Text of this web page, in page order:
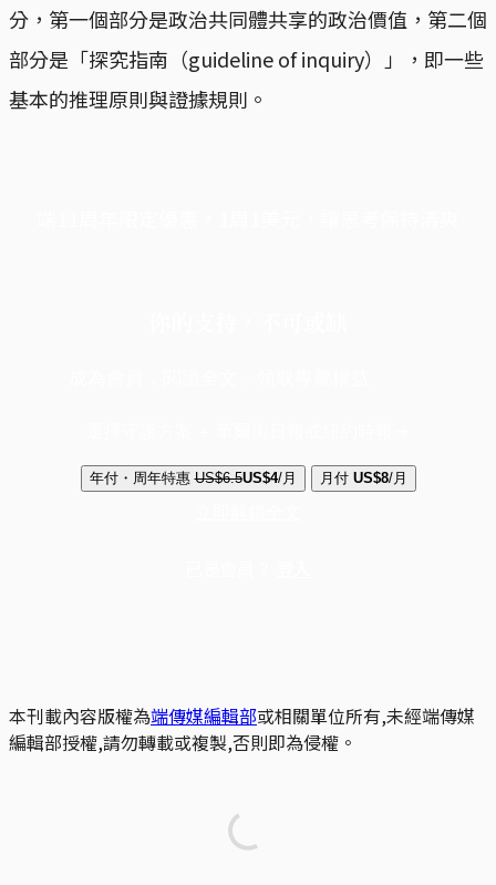
分，第一個部分是政治共同體共享的政治價值，第二個
部分是「探究指南（guideline of inquiry）」，即一些
基本的推理原則與證據規則。
年付・周年特惠 US$6.5US$4/月 月付 US$8/月
本刊載內容版權為端傳媒編輯部或相關單位所有,未經端傳媒
編輯部授權,請勿轉載或複製,否則即為侵權。